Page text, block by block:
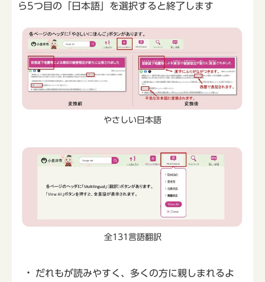
ら5つ目の「日本語」を選択すると終了します
やさしい日本語
全131言語翻訳
だれもが読みやすく、多くの方に親しまれるよ